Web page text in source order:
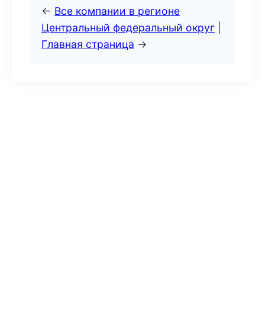
← Все компании в регионе
Центральный федеральный округ
Главная страница →